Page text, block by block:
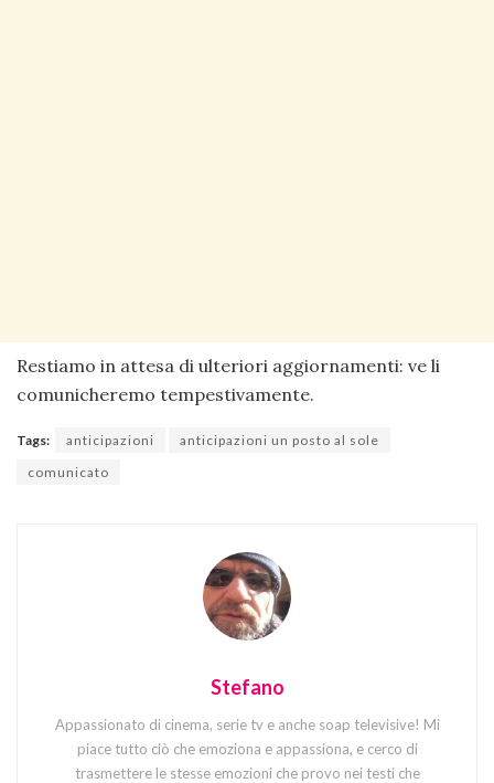
Restiamo in attesa di ulteriori aggiornamenti: ve li
comunicheremo tempestivamente.
Tags: anticipazioni
anticipazioni un posto al sole
comunicato
Stefano
Appassionato di cinema, serie tv e anche soap televisive! Mi
piace tutto ciò che emoziona e appassiona, e cerco di
trasmettere le stesse emozioni che provo nei testi che